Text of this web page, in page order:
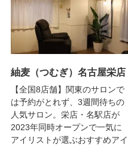
紬麦（つむぎ）名古屋栄店
【全国8店舗】関東のサロンで
は予約がとれず、3週間待ちの
人気サロン。栄店・名駅店が
2023年同時オープンで一気に
アイリストが選ぶおすすめアイ